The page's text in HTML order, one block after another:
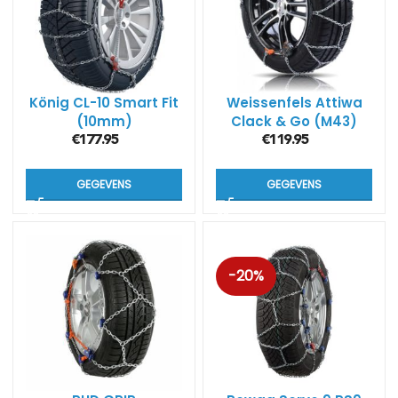
König CL-10 Smart Fit
(10mm)
€177.95
GEGEVENS
Weissenfels Attiwa
Clack & Go (M43)
€119.95
GEGEVENS
-20%